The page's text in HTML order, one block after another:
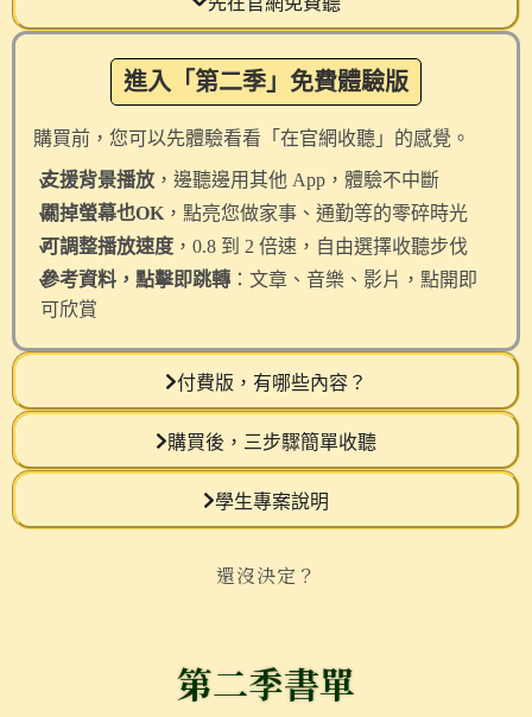
進入「第二季」免費體驗版
購買前，您可以先體驗看看「在官網收聽」的感覺。
✓
支援背景播放 ，邊聽邊用其他 App，體驗不中斷
✓
關掉螢幕也OK ，點亮您做家事、通勤等的零碎時光
✓
可調整播放速度 ，0.8 到 2 倍速，自由選擇收聽步伐
✓
參考資料，點擊即跳轉：文章、音樂、影片，點開即
可欣賞
付費版，有哪些內容？
購買後，三步驟簡單收聽
學生專案說明
還沒決定？
第二季書單